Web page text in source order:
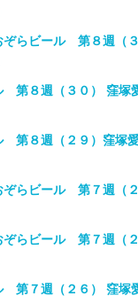
ぞらビール 第８週（
第８週（３０） 窪塚
第８週（２９）窪塚
ぞらビール 第７週（
ぞらビール 第７週（
第７週（２６） 窪塚